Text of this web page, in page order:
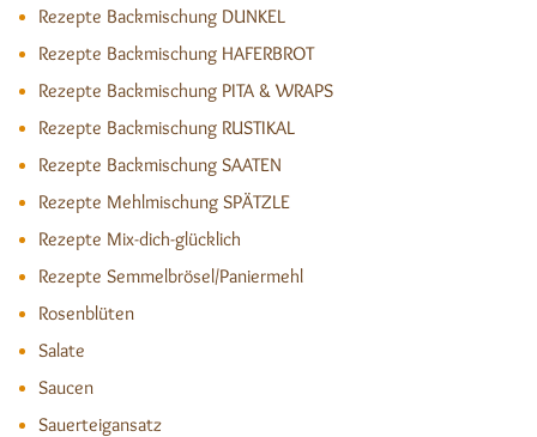
Rezepte Backmischung DUNKEL
Rezepte Backmischung HAFERBROT
Rezepte Backmischung PITA & WRAPS
Rezepte Backmischung RUSTIKAL
Rezepte Backmischung SAATEN
Rezepte Mehlmischung SPÄTZLE
Rezepte Mix-dich-glücklich
Rezepte Semmelbrösel/Paniermehl
Rosenblüten
Salate
Saucen
Sauerteigansatz